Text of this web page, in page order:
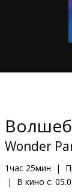
Клуб
Wonder
1час 25мин |
|
В кино с: